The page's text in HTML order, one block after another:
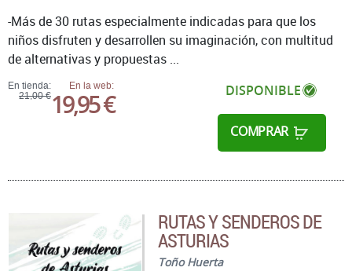
En tienda:
21,00 €
En la web:
19,95 € DISPONIBLE
COMPRAR
-Más de 30 rutas especialmente indicadas para que los
niños disfruten y desarrollen su imaginación, con multitud
de alternativas y propuestas ...
RUTAS Y SENDEROS DE
ASTURIAS
Toño Huerta